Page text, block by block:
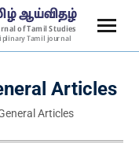
Articles
Articles